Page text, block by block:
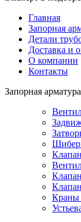
Главная
Запорная
Детали
Доставка и
О компании
Контакты
Запорная арматура
Краны